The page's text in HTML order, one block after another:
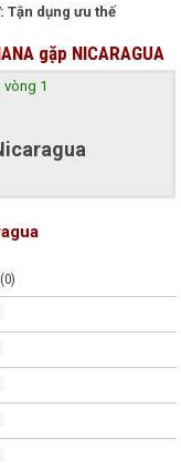
Tận dụng ưu thế
gặp NICARAGUA
vòng 1